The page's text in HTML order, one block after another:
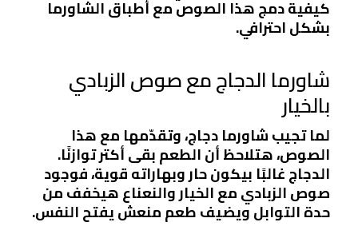
كيفية دمج هذا الصوص مع أطباق الشاورما
بشكل احترافي.
شاورما الدجاج مع صوص الزبادي
بالخيار
لما تجيب شاورما دجاج، وتقدّمها مع هذا
الصوص، هتلاحظ أن الطعم بقى أكتر توازنًا.
الدجاج غالبًا بيكون حار وبهاراته قوية، فوجود
صوص الزبادي مع الخيار والنعناع هيخفف من
حدة التوابل ويضيف طعم منعش يفتح النفس.